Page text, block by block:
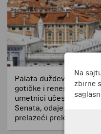
Palata duždeva
gotičke i renesansne
umetnici učestvovali su
Senata, odaje dužda,
prelazeći preko njega,
Na
zbirne